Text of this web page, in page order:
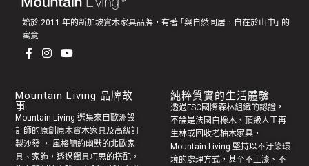
始於 2011 年的新加坡實木家具品牌，有著 ｢與自然同居，自在於山中｣ 的
寓意
Mountain Living 品牌故
事
Mountain Living 選集來自歐洲設
計師的原創 原木實木家具及高級訂
製沙發 ， 風格簡約幽默的北歐家
具 、家飾，透過獨具巧思的搭配，
純粹質實的生活體驗
透過FSC國際森林組織的認證，
不論是法國白橡木、頂級人工再
生林或回收老柚木家具 ，
Mountain Living 堅持以不汙染環
境的處理方式，甚至不上漆、不